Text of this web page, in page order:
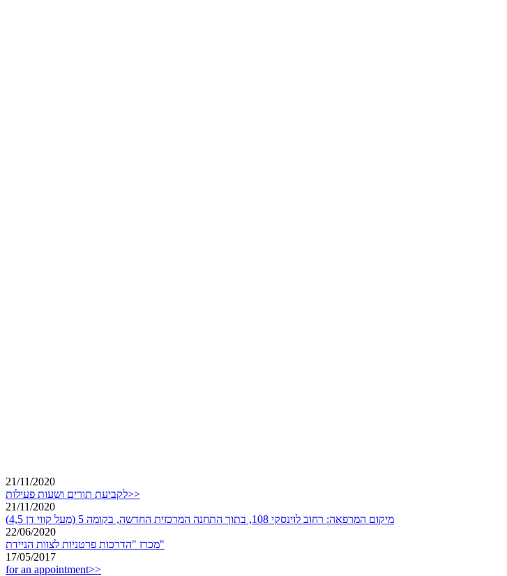
21/11/2020
לקביעת תורים ושעות פעילות>>
21/11/2020
מיקום המרפאה: רחוב לוינסקי 108, בתוך התחנה המרכזית החדשה, בקומה 5 (מעל קווי דן 4,5)
22/06/2020
מכרז "הדרכות פרטניות לצוות הניידת"
17/05/2017
for an appointment>>